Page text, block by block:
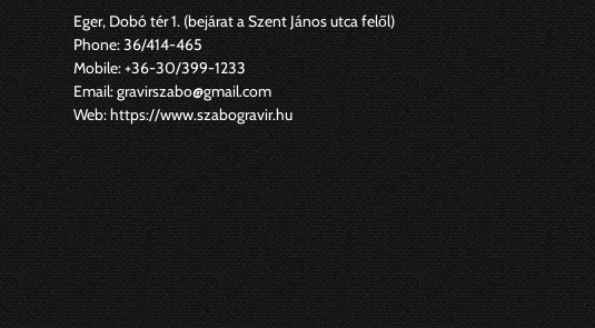
Eger, Dobó tér 1.(bejárat a Szent János utca felől)
Phone:36/414-465
Mobile:+36-30/399-1233
Email:gravirszabo@gmail.com
Web:https://www.szabogravir.hu